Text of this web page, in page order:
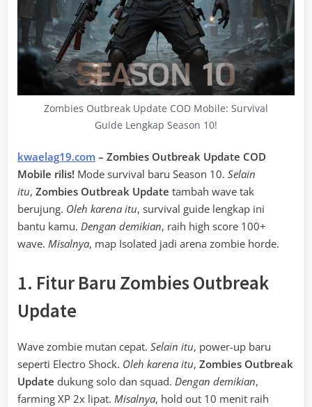
Zombies Outbreak Update COD Mobile: Survival
Guide Lengkap Season 10!
kwaelag19.com – Zombies Outbreak Update COD
Mobile rilis! Mode survival baru Season 10. Selain
itu, Zombies Outbreak Update tambah wave tak
berujung. Oleh karena itu, survival guide lengkap ini
bantu kamu. Dengan demikian, raih high score 100+
wave. Misalnya, map Isolated jadi arena zombie horde.
1. Fitur Baru Zombies Outbreak
Update
Wave zombie mutan cepat. Selain itu, power-up baru
seperti Electro Shock. Oleh karena itu, Zombies Outbreak
Update dukung solo dan squad. Dengan demikian,
farming XP 2x lipat. Misalnya, hold out 10 menit raih